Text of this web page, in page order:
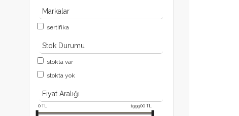
Markalar
sertifika
Stok Durumu
stokta var
stokta yok
Fiyat Aralığı
0 TL 199900TL